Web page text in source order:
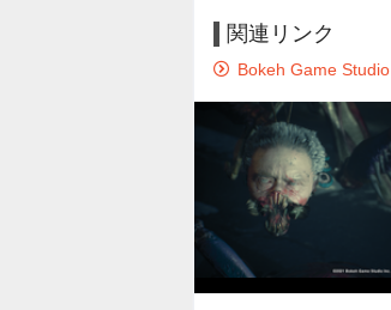
関連リンク
Bokeh Game Studio